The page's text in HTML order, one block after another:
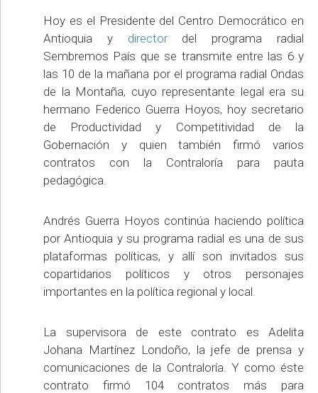
Hoy es el Presidente del Centro Democrático en
Antioquia y director del programa radial
Sembremos País que se transmite entre las 6 y
las 10 de la mañana por el programa radial Ondas
de la Montaña, cuyo representante legal era su
hermano Federico Guerra Hoyos, hoy secretario
de Productividad y Competitividad de la
Gobernación y quien también firmó varios
contratos con la Contraloría para pauta
pedagógica.
Andrés Guerra Hoyos continúa haciendo política
por Antioquia y su programa radial es una de sus
plataformas políticas, y allí son invitados sus
copartidarios políticos y otros personajes
importantes en la política regional y local.
La supervisora de este contrato es Adelita
Johana Martínez Londoño, la jefe de prensa y
comunicaciones de la Contraloría. Y como éste
contrato firmó 104 contratos más para